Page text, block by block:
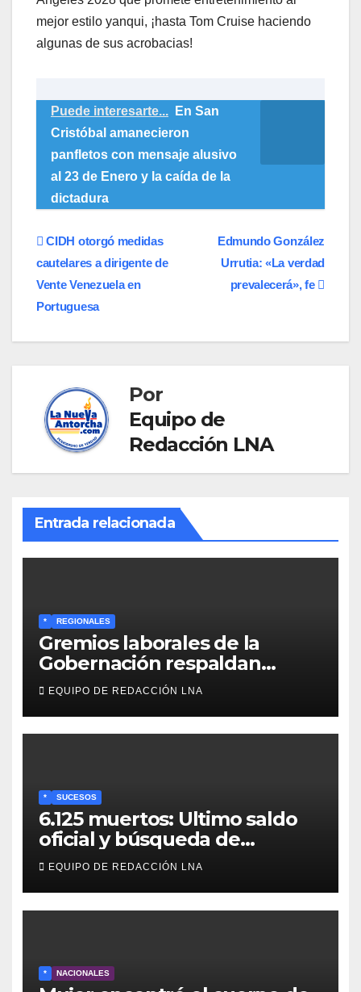
mejor estilo yanqui, ¡hasta Tom Cruise haciendo
algunas de sus acrobacias!
Puede interesarte...
En San
Cristóbal amanecieron
panfletos con mensaje alusivo
al 23 de Enero y la caída de la
dictadura
Navegación
de
entradas
Edmundo González
Urrutia: «La verdad
prevalecerá», fe
CIDH otorgó medidas
cautelares a dirigente de
Vente Venezuela en
Portuguesa
Por
Equipo de
Redacción LNA
Entrada relacionada
* REGIONALES
Gremios laborales de la
Gobernación respaldan
propuesta de Bono
Recreativo de 100 dólares
para jubilados, pensionados y
EQUIPO DE REDACCIÓN LNA
* SUCESOS
6.125 muertos: Ultimo saldo
oficial y búsqueda de
cadáveres continúa entre los
escombros
EQUIPO DE REDACCIÓN LNA
* NACIONALES